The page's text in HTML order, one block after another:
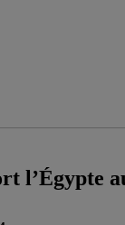
l’Égypte